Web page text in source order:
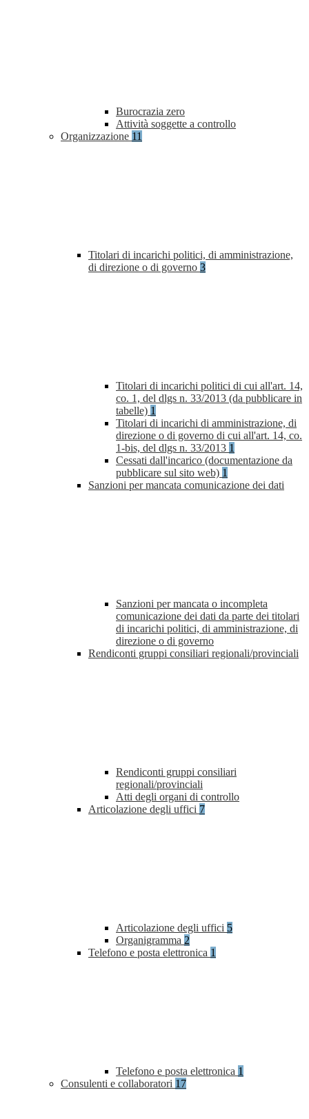
Burocrazia zero
Attività soggette a controllo
Organizzazione 11
Titolari di incarichi politici, di amministrazione,
di direzione o di governo 3
Titolari di incarichi politici di cui all'art. 14,
co. 1, del dlgs n. 33/2013 (da pubblicare in
tabelle) 1
Titolari di incarichi di amministrazione, di
direzione o di governo di cui all'art. 14, co.
1-bis, del dlgs n. 33/2013 1
Cessati dall'incarico (documentazione da
pubblicare sul sito web) 1
Sanzioni per mancata comunicazione dei dati
Sanzioni per mancata o incompleta
comunicazione dei dati da parte dei titolari
di incarichi politici, di amministrazione, di
direzione o di governo
Rendiconti gruppi consiliari regionali/provinciali
Rendiconti gruppi consiliari
regionali/provinciali
Atti degli organi di controllo
Articolazione degli uffici 7
Articolazione degli uffici 5
Organigramma 2
Telefono e posta elettronica 1
Telefono e posta elettronica 1
Consulenti e collaboratori 17